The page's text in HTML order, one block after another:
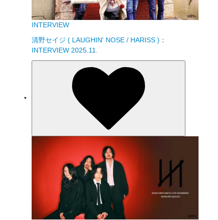
INTERVIEW
清野セイジ ( LAUGHIN' NOSE / HARISS )：
INTERVIEW 2025.11.